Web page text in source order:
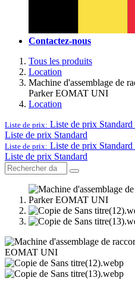
Contactez-nous
Tous les produits
Location
Machine d'assemblage de
Parker EOMAT UNI
Location
Liste de prix: Liste de prix Standard
Liste de prix Standard
Liste de prix: Liste de prix Standard
Liste de prix Standard